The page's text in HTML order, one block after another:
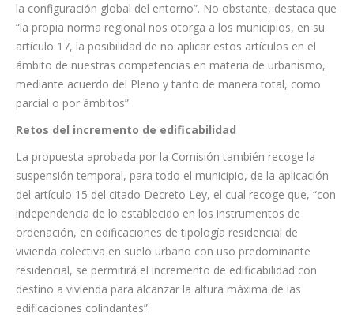
en cuenta las singularidades y procesos constructivos de los
conjuntos históricos, en los que se protege, específicamente,
la configuración global del entorno”. No obstante, destaca que
“la propia norma regional nos otorga a los municipios, en su
artículo 17, la posibilidad de no aplicar estos artículos en el
ámbito de nuestras competencias en materia de urbanismo,
mediante acuerdo del Pleno y tanto de manera total, como
Retos del incremento de edificabilidad
La propuesta aprobada por la Comisión también recoge la
suspensión temporal, para todo el municipio, de la aplicación
del artículo 15 del citado Decreto Ley, el cual recoge que, “con
independencia de lo establecido en los instrumentos de
ordenación, en edificaciones de tipología residencial de
vivienda colectiva en suelo urbano con uso predominante
residencial, se permitirá el incremento de edificabilidad con